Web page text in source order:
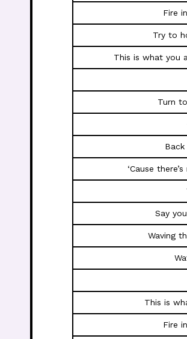
Fire
Try to
This is what you
Turn
‘Cause
Say
Waving
This is
Fire